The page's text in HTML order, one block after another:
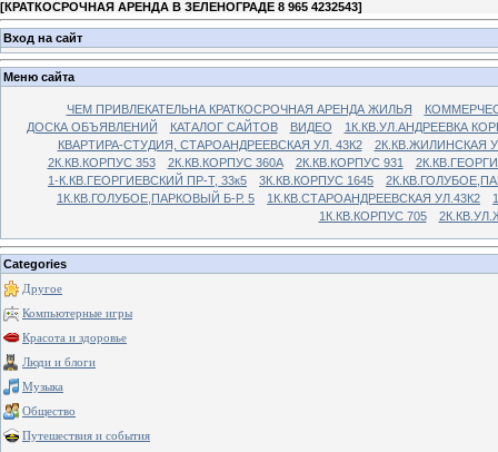
[КРАТКОСРОЧНАЯ АРЕНДА В ЗЕЛЕНОГРАДЕ 8 965 4232543]
Вход на сайт
Меню сайта
ЧЕМ ПРИВЛЕКАТЕЛЬНА КРАТКОСРОЧНАЯ АРЕНДА ЖИЛЬЯ
ДОСКА ОБЪЯВЛЕНИЙ
КАТАЛОГ САЙТОВ ВИДЕО
1К.КВ.УЛ.АНДРЕЕВКА
КВАРТИРА-СТУДИЯ, СТАРОАНДРЕЕВСКАЯ УЛ. 43К2
2К.КВ.ЖИЛИНСКАЯ
2К.КВ.КОРПУС 353
2К.КВ.КОРПУС 360А 2К.КВ.КОРПУС 931
1-К.КВ.ГЕОРГИЕВСКИЙ ПР-Т, 33к5
3К.КВ.КОРПУС 1645
1К.КВ.ГОЛУБОЕ,ПАРКОВЫЙ Б-Р. 5
1К.КВ.СТАРОАНДРЕЕВСКАЯ УЛ.43К2
1К.КВ.КОРПУС 705
Categories
Другое
Компьютерные игры
Красота и здоровье
Люди и блоги
Музыка
Общество
Путешествия и события